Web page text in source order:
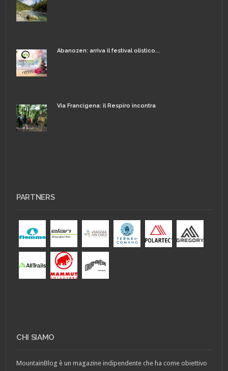
Abanozen: arriva il festival olistico...
Via Francigena: il Respiro incontra
PARTNERS
CHI SIAMO
MountainBlog è un magazine indipendente che ha come obiettivo